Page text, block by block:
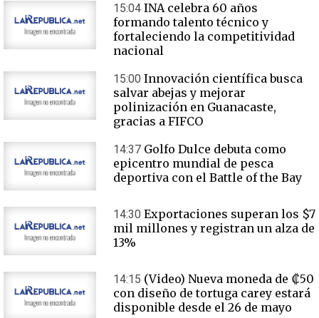
15:04 INA celebra 60 años
formando talento técnico y
fortaleciendo la competitividad
nacional
15:00 Innovación científica busca
salvar abejas y mejorar
polinización en Guanacaste,
gracias a FIFCO
14:37 Golfo Dulce debuta como
epicentro mundial de pesca
deportiva con el Battle of the Bay
14:30 Exportaciones superan los $7
mil millones y registran un alza de
13%
14:15 (Video) Nueva moneda de ₡50
con diseño de tortuga carey estará
disponible desde el 26 de mayo